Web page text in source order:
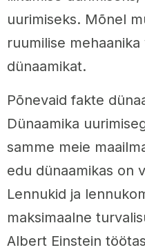
uurimiseks. Mõnel
ruumilise
dünaamikat.
Põnevaid fakte
Dünaamika
samme meie
edu dünaamikas on
Lennukid ja
maksimaalne
Albert Einstein